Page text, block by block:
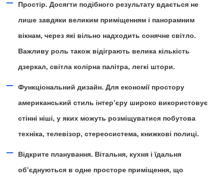
Простір. Досягти подібного результату вдається не
лише завдяки великим приміщенням і панорамним
вікнам, через які вільно надходить сонячне світло.
Важливу роль також відіграють велика кількість
дзеркал, світла колірна палітра, легкі штори.
Функціональний дизайн. Для економії простору
американський стиль інтер’єру широко використовує
стінні ніші, у яких можуть розміщуватися побутова
техніка, телевізор, стереосистема, книжкові полиці.
Відкрите планування. Вітальня, кухня і їдальня
об’єднуються в одне просторе приміщення, що